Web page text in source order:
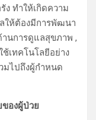
ง ทำให้เกิดความ
ให้ต้องมีการพัฒนา
นการดูแลสุขภาพ ,
เทคโนโลยีอย่าง
มไปถึงผู้กำหนด
องผู้ป่วย